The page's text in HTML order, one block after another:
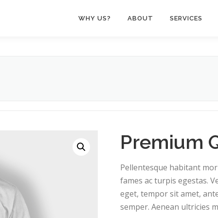
WHY US? ABOUT SERVICES
Premium
Pellentesque habitant
fames ac turpis egestas.
eget, tempor sit amet,
semper. Aenean ultricies